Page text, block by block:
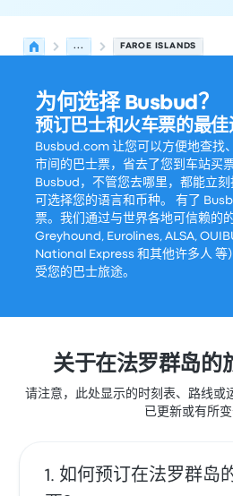
... FAROE ISLANDS
为何选择 Busbud？
预订巴士和火车票的最佳
Busbud.com 让您可以方便地查找
市间的巴士票，省去了您到车站买
Busbud，不管您去哪里，都能立
可选择您的语言和币种。 有了
票。我们通过与世界各地可信赖的
Greyhound, Eurolines, ALSA,
National Express 和其他许多人 等
受您的巴士旅途。
关于在法罗群岛的
请注意，此处显示的时刻表、路线或
已更新或有所变
如何预订在法罗群岛